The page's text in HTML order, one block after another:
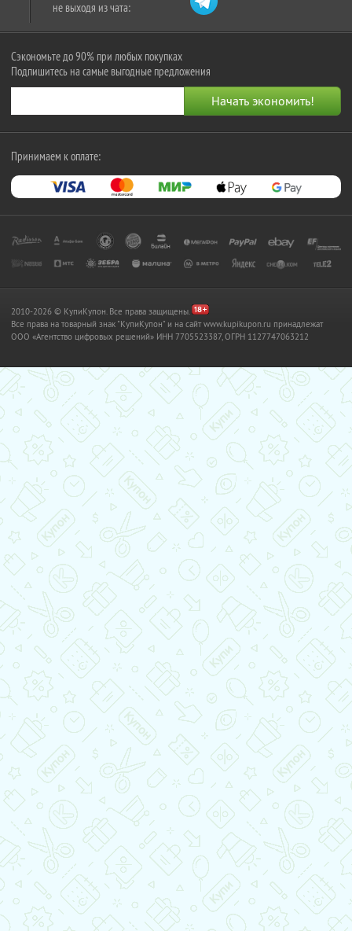
не выходя из чата:
Сэкономьте до 90% при любых покупках
Подпишитесь на самые выгодные предложения
Принимаем к оплате:
2010-2026 © КупиКупон. Все права защищены.
Все права на товарный знак "КупиКупон" и на сайт www.kupikupon.ru принадлежат
OOO «Агентство цифровых решений» ИНН 7705523387, ОГРН 1127747063212